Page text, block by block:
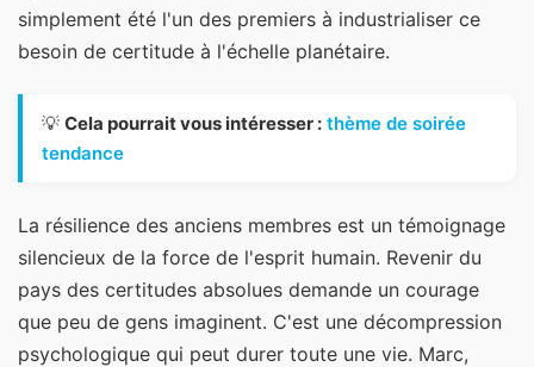
simplement été l'un des premiers à industrialiser ce
besoin de certitude à l'échelle planétaire.
💡 Cela pourrait vous intéresser : thème de soirée
tendance
La résilience des anciens membres est un témoignage
silencieux de la force de l'esprit humain. Revenir du
pays des certitudes absolues demande un courage
que peu de gens imaginent. C'est une décompression
psychologique qui peut durer toute une vie. Marc,